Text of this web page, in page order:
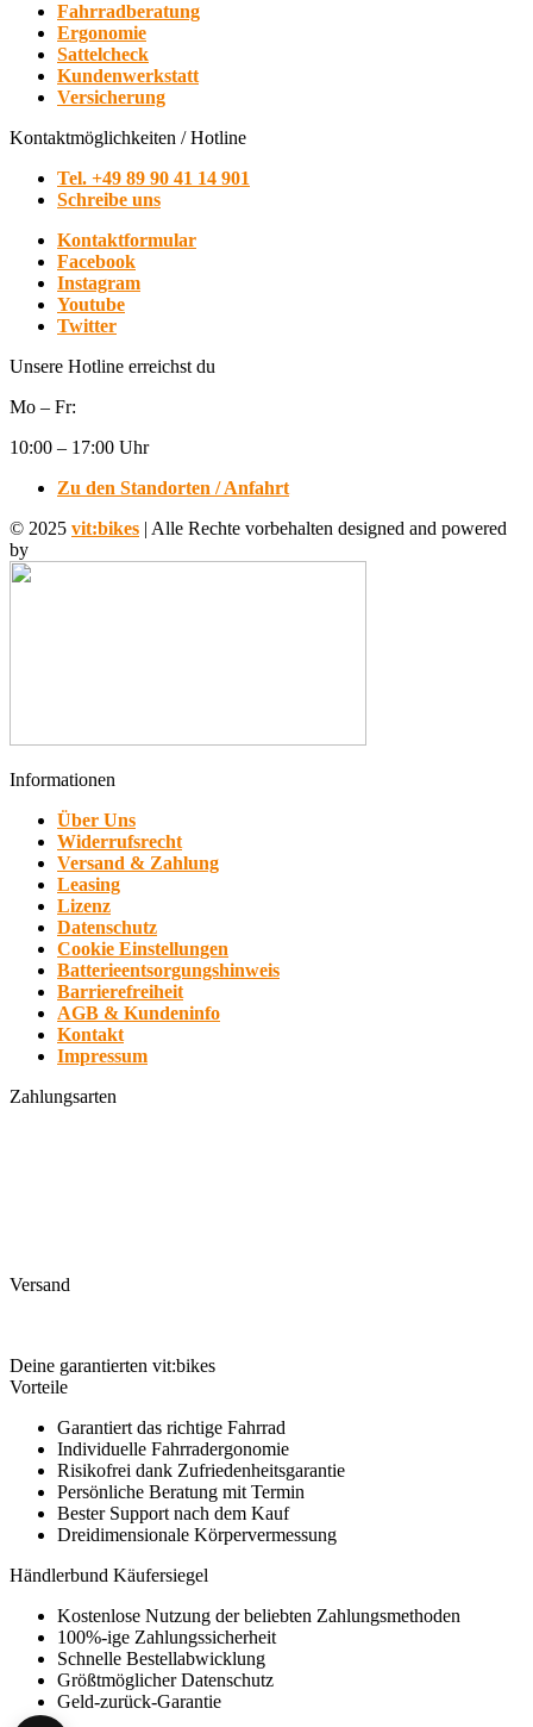
Fahrradberatung
Ergonomie
Sattelcheck
Kundenwerkstatt
Versicherung
Kontaktmöglichkeiten / Hotline
Tel. +49 89 90 41 14 901
Schreibe uns
Kontaktformular
Facebook
Instagram
Youtube
Twitter
Unsere Hotline erreichst du
Mo – Fr:
10:00 – 17:00 Uhr
Zu den Standorten / Anfahrt
© 2025 vit:bikes | Alle Rechte vorbehalten designed and powered
by
Informationen
Über Uns
Widerrufsrecht
Versand & Zahlung
Leasing
Lizenz
Datenschutz
Cookie Einstellungen
Batterieentsorgungshinweis
Barrierefreiheit
AGB & Kundeninfo
Kontakt
Impressum
Zahlungsarten
Versand
Deine garantierten vit:bikes
Vorteile
Garantiert das richtige Fahrrad
Individuelle Fahrradergonomie
Risikofrei dank Zufriedenheitsgarantie
Persönliche Beratung mit Termin
Bester Support nach dem Kauf
Dreidimensionale Körpervermessung
Händlerbund Käufersiegel
Kostenlose Nutzung der beliebten Zahlungsmethoden
100%-ige Zahlungssicherheit
Schnelle Bestellabwicklung
Größtmöglicher Datenschutz
Geld-zurück-Garantie